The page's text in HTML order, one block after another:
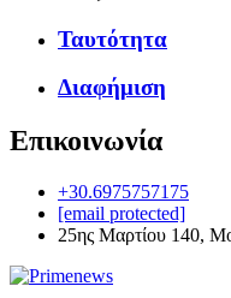
Ταυτότητα
Διαφήμιση
Επικοινωνία
+30.6975757175
[email protected]
25ης Μαρτίου 140,